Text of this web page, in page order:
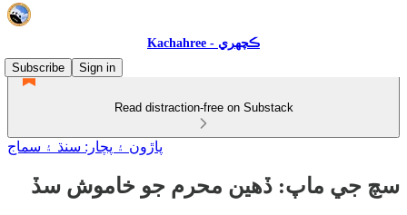
Kachahree - ڪچهري
Subscribe
Sign in
Read distraction-free on Substack
پاڙون ۽ پچار: سنڌ ۽ سماج
سچ جي ماپ: ڏهين محرم جو خاموش سڏ